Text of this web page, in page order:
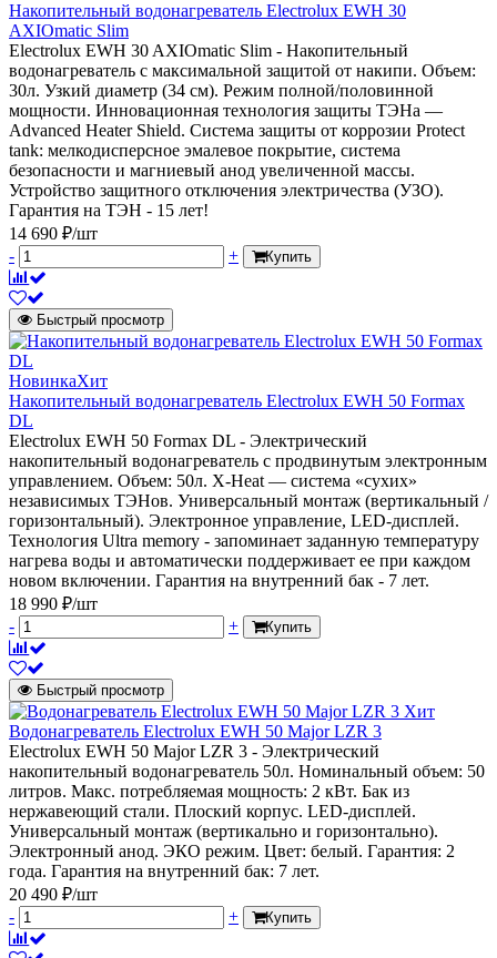
Накопительный водонагреватель Electrolux EWH 30
AXIOmatic Slim
Electrolux EWH 30 AXIOmatic Slim - Накопительный
водонагреватель с максимальной защитой от накипи. Объем:
30л. Узкий диаметр (34 см). Режим полной/половинной
мощности. Инновационная технология защиты ТЭНа —
Advanced Heater Shield. Система защиты от коррозии Protect
tank: мелкодисперсное эмалевое покрытие, система
безопасности и магниевый анод увеличенной массы.
Устройство защитного отключения электричества (УЗО).
Гарантия на ТЭН - 15 лет!
14 690 ₽/шт
-
+ Купить
Быстрый просмотр
НовинкаХит
Накопительный водонагреватель Electrolux EWH 50 Formax
DL
Electrolux EWH 50 Formax DL - Электрический
накопительный водонагреватель с продвинутым электронным
управлением. Объем: 50л. X-Heat — система «сухих»
независимых ТЭНов. Универсальный монтаж (вертикальный /
горизонтальный). Электронное управление, LED-дисплей.
Технология Ultra memory - запоминает заданную температуру
нагрева воды и автоматически поддерживает ее при каждом
новом включении. Гарантия на внутренний бак - 7 лет.
18 990 ₽/шт
-
+ Купить
Быстрый просмотр
Хит
Водонагреватель Electrolux EWH 50 Major LZR 3
Electrolux EWH 50 Major LZR 3 - Электрический
накопительный водонагреватель 50л. Номинальный объем: 50
литров. Макс. потребляемая мощность: 2 кВт. Бак из
нержавеющий стали. Плоский корпус. LED-дисплей.
Универсальный монтаж (вертикально и горизонтально).
Электронный анод. ЭКО режим. Цвет: белый. Гарантия: 2
года. Гарантия на внутренний бак: 7 лет.
20 490 ₽/шт
-
+ Купить